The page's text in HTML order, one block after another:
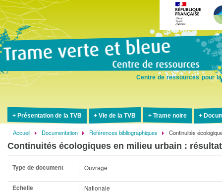
Centre de ressources pour
Présentation de la TVB Vie de la TVB Trame noire
Fil
d'Ariane
Accueil Documentation Références bibliographiques Continuités
Continuités écologiques en milieu urbain :
Type de document Ouvrage
Echelle Nationale